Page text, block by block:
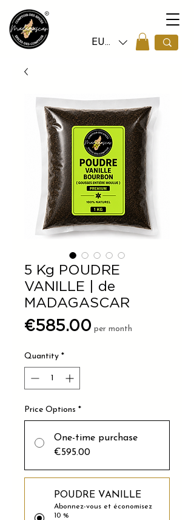
EUR (€)
5 Kg POUDRE
VANILLE | de
MADAGASCAR
€585.00Price
per month
Quantity *
Price Options *
One-time purchase
€595.00
POUDRE VANILLE
Abonnez-vous et économisez
10 %